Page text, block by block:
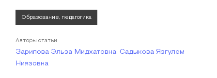
Образование, педагогика
Авторы статьи
Зарипова Эльза Мидхатовна, Садыкова Язгулем
Ниязовна